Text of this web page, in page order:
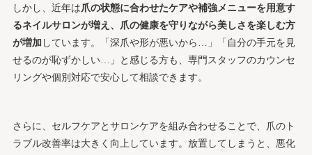
しかし、近年は爪の状態に合わせたケアや補強メニューを用意す
るネイルサロンが増え、爪の健康を守りながら美しさを楽しむ方
が増加 しています。「深爪や形が悪いから…」「自分の手元を見
せるのが恥ずかしい…」と感じる方も、専門スタッフのカウンセ
リングや個別対応で安心して相談できます。
さらに、セルフケアとサロンケアを組み合わせることで、爪のト
ラブル改善率は大きく向上しています。放置してしまうと、悪化